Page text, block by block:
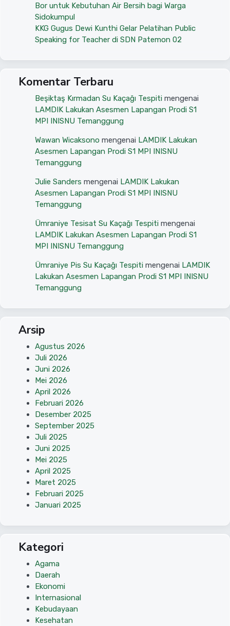
Bor untuk Kebutuhan Air Bersih bagi Warga
Sidokumpul
KKG Gugus Dewi Kunthi Gelar Pelatihan Public
Speaking for Teacher di SDN Patemon 02
Komentar Terbaru
Beşiktaş Kırmadan Su Kaçağı Tespiti mengenai
LAMDIK Lakukan Asesmen Lapangan Prodi S1
MPI INISNU Temanggung
Wawan Wicaksono mengenai LAMDIK Lakukan
Asesmen Lapangan Prodi S1 MPI INISNU
Temanggung
Julie Sanders mengenai LAMDIK Lakukan
Asesmen Lapangan Prodi S1 MPI INISNU
Temanggung
Ümraniye Tesisat Su Kaçağı Tespiti mengenai
LAMDIK Lakukan Asesmen Lapangan Prodi S1
MPI INISNU Temanggung
Ümraniye Pis Su Kaçağı Tespiti mengenai LAMDIK
Lakukan Asesmen Lapangan Prodi S1 MPI INISNU
Temanggung
Arsip
Agustus 2026
Juli 2026
Juni 2026
Mei 2026
April 2026
Februari 2026
Desember 2025
September 2025
Juli 2025
Juni 2025
Mei 2025
April 2025
Maret 2025
Februari 2025
Januari 2025
Kategori
Agama
Daerah
Ekonomi
Internasional
Kebudayaan
Kesehatan